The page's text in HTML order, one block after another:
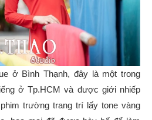
ở Bình Thạnh, đây là một trong
ở Tp.HCM và được giới nhiếp
trường trang trí lấy tone vàng